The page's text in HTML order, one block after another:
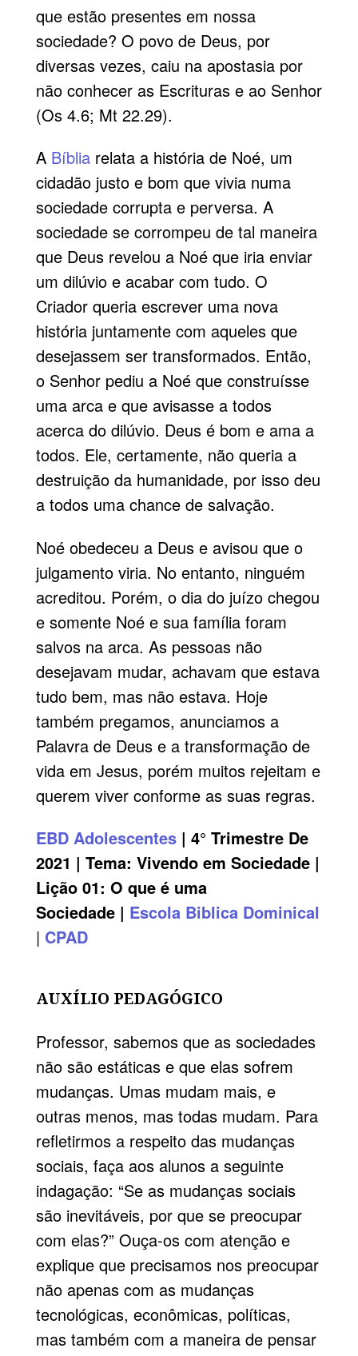
que estão presentes em nossa
sociedade? O povo de Deus, por
diversas vezes, caiu na apostasia por
não conhecer as Escrituras e ao Senhor
(Os 4.6; Mt 22.29).
A Bíbliarelata a história de Noé, um
cidadão justo e bom que vivia numa
sociedade corrupta e perversa. A
sociedade se corrompeu de tal maneira
que Deus revelou a Noé que iria enviar
um dilúvio e acabar com tudo. O
Criador queria escrever uma nova
história juntamente com aqueles que
desejassem ser transformados. Então,
o Senhor pediu a Noé que construísse
uma arca e que avisasse a todos
acerca do dilúvio. Deus é bom e ama a
todos. Ele, certamente, não queria a
destruição da humanidade, por isso deu
a todos uma chance de salvação.
Noé obedeceu a Deus e avisou que o
julgamento viria. No entanto, ninguém
acreditou. Porém, o dia do juízo chegou
e somente Noé e sua família foram
salvos na arca. As pessoas não
desejavam mudar, achavam que estava
tudo bem, mas não estava. Hoje
também pregamos, anunciamos a
Palavra de Deus e a transformação de
vida em Jesus, porém muitos rejeitam e
querem viver conforme as suas regras.
EBD Adolescentes | 4° Trimestre De
2021 | Tema: Vivendo em Sociedade|
Lição 01: O que é uma
Sociedade | Escola Biblica Dominical
| CPAD
AUXÍLIO PEDAGÓGICO
Professor, sabemos que as sociedades
não são estáticas e que elas sofrem
mudanças. Umas mudam mais, e
outras menos, mas todas mudam. Para
refletirmos a respeito das mudanças
sociais, faça aos alunos a seguinte
indagação: “Se as mudanças sociais
são inevitáveis, por que se preocupar
com elas?” Ouça-os com atenção e
explique que precisamos nos preocupar
não apenas com as mudanças
tecnológicas, econômicas, políticas,
mas também com a maneira de pensar